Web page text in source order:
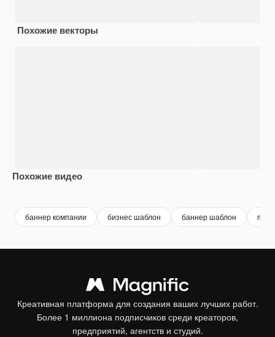
Похожие векторы
Похожие видео
баннер компании бизнес шаблон баннер шаблон
Креативная платформа для создания ваших лучших работ.
Более 1 миллиона подписчиков среди креаторов,
предприятий, агентств и студий.